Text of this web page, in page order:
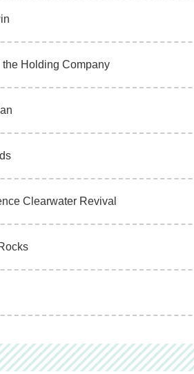
the Holding Company
Clearwater Revival